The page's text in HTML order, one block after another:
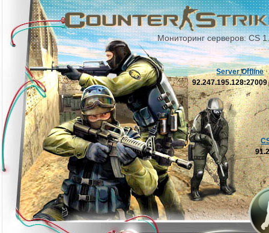
Мониторинг серверов: CS
Server Offline
92.247.195.128:27009